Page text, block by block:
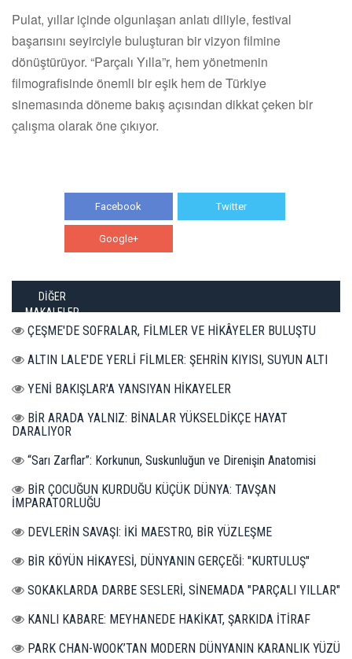
Pulat, yıllar içinde olgunlaşan anlatı diliyle, festival
başarısını seyirciyle buluşturan bir vizyon filmine
dönüştürüyor. “Parçalı Yılla”r, hem yönetmenin
filmografisinde önemli bir eşik hem de Türkiye
sinemasında döneme bakış açısından dikkat çeken bir
çalışma olarak öne çıkıyor.
Facebook Twitter
Google+
DİĞER
MAKALELER
ÇEŞME'DE SOFRALAR, FİLMLER VE HİKÂYELER BULUŞTU
ALTIN LALE'DE YERLİ FİLMLER: ŞEHRİN KIYISI, SUYUN ALTI
YENİ BAKIŞLAR'A YANSIYAN HİKAYELER
BİR ARADA YALNIZ: BİNALAR YÜKSELDİKÇE HAYAT
DARALIYOR
“Sarı Zarflar”: Korkunun, Suskunluğun ve Direnişin Anatomisi
BİR ÇOCUĞUN KURDUĞU KÜÇÜK DÜNYA: TAVŞAN
İMPARATORLUĞU
DEVLERİN SAVAŞI: İKİ MAESTRO, BİR YÜZLEŞME
BİR KÖYÜN HİKAYESİ, DÜNYANIN GERÇEĞİ: "KURTULUŞ"
SOKAKLARDA DARBE SESLERİ, SİNEMADA "PARÇALI YILLAR"
KANLI KABARE: MEYHANEDE HAKİKAT, ŞARKIDA İTİRAF
PARK CHAN-WOOK’TAN MODERN DÜNYANIN KARANLIK YÜZÜ